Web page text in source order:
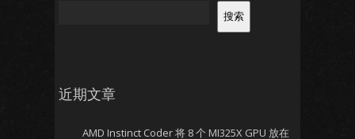
搜索
近期文章
AMD Instinct Coder 将 8 个 MI325X GPU 放在